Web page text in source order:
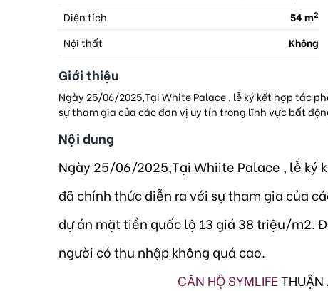
Diện tích
54 m2
Nội thất
Không
Giới thiệu
Ngày 25/06/2025,Tại White Palace , lễ ký kết hợp tác
sự tham gia của các đơn vị uy tín trong lĩnh vực bất
Nội dung
Ngày 25/06/2025,Tại Whiite Palace , lễ ký
đã chính thức diễn ra với sự tham gia của
dự án mặt tiền quốc lộ 13 giá 38 triệu/m2.
người có thu nhập không quá cao.
CĂN HỘ SYMLIFETHUẬN